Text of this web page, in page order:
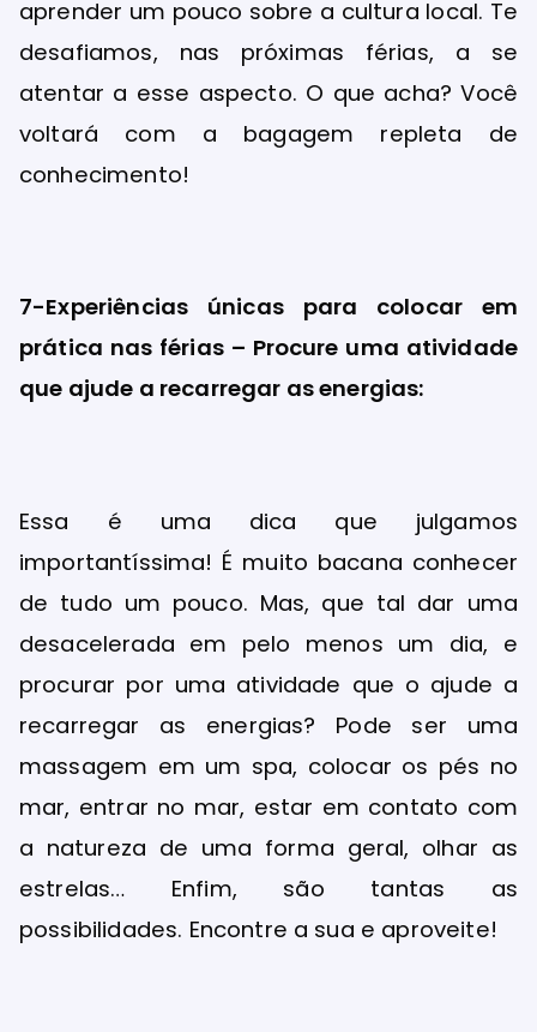
aprender um pouco sobre a cultura local. Te
desafiamos, nas próximas férias, a se
atentar a esse aspecto. O que acha? Você
voltará com a bagagem repleta de
conhecimento!
7-Experiências únicas para colocar em
prática nas férias – Procure uma atividade
que ajude a recarregar as energias:
Essa é uma dica que julgamos
importantíssima! É muito bacana conhecer
de tudo um pouco. Mas, que tal dar uma
desacelerada em pelo menos um dia, e
procurar por uma atividade que o ajude a
recarregar as energias? Pode ser uma
massagem em um spa, colocar os pés no
mar, entrar no mar, estar em contato com
a natureza de uma forma geral, olhar as
estrelas… Enfim, são tantas as
possibilidades. Encontre a sua e aproveite!